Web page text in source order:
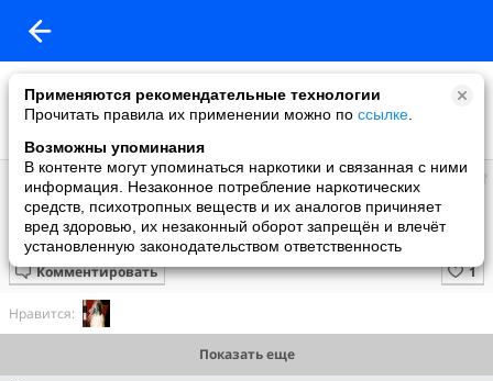
Применяются рекомендательные технологии
Прочитать правила их применении можно по ссылке
Возможны упоминания
В контенте могут упоминаться наркотики и связанная с ними
информация. Незаконное потребление наркотических
средств, психотропных веществ и их аналогов причиняет
вред здоровью, их незаконный оборот запрещён и влечёт
установленную законодательством ответственность
Рокси
добавила видео
07.05.2012
Моно кобели
Комментировать
Нравится:
Показать еще